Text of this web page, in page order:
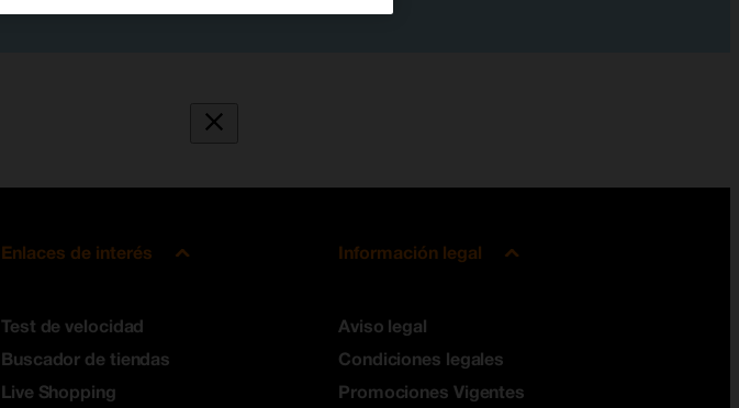
Enlaces de interés
Test de velocidad
Buscador de tiendas
Live Shopping
Información legal
Aviso legal
Condiciones legales
Promociones Vigentes